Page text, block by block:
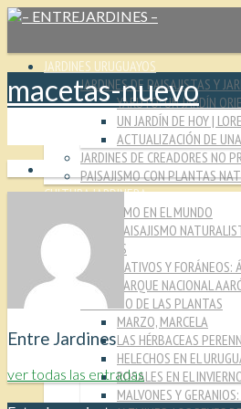
JARDINES URUGUAYOS
JARDINES DE PAISAJISTAS Y
YARUTO: UN JARDÍN
UN JARDÍN DE HOY |
ACTUALIZACIÓN DE
JARDINES DE CREADORES NO
PAISAJISMO CON PLANTAS
CULTURA JARDINERA
PAISAJISMO EN EL MUNDO
PAISAJISMO
MIRADAS
NATIVOS Y
PARQUE NACIONAL
EL MUNDO DE LAS PLANTAS
MARZO, MARCELA
LAS HÉRBACEAS
HELECHOS EN EL
ROSALES EN EL
MALVONES Y
macetas-nuevo
Entre Jardines
ver todas las entradas